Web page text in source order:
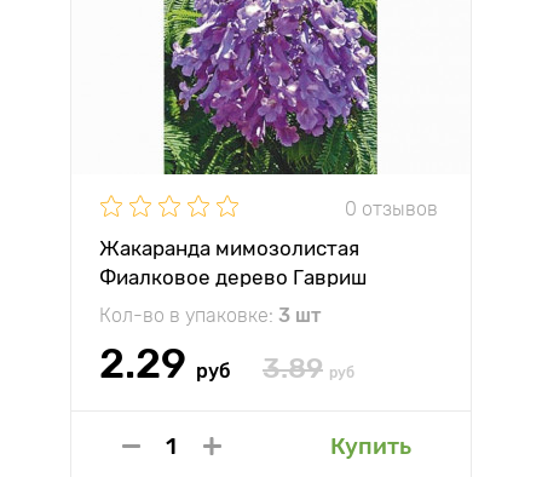
0 отзывов
Жакаранда мимозолистая
Фиалковое дерево Гавриш
Кол-во в упаковке: 3 шт
2.29 руб 3.89 руб
Купить